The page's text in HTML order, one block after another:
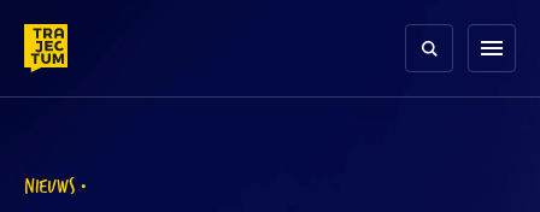
content
menu
NIEUWS